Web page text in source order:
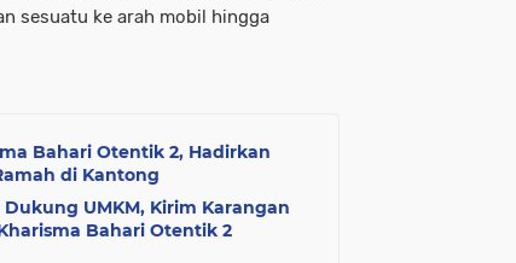
sesuatu ke arah mobil hingga
Bahari Otentik 2, Hadirkan
di Kantong
UMKM, Kirim Karangan
Bahari Otentik 2